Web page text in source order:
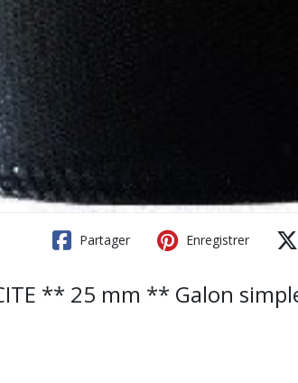
Partager Enregistrer
** 25 mm ** Galon